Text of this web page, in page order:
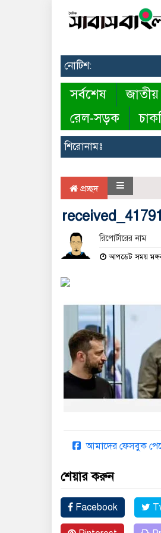
নোটিশ:
সর্বশেষ জাতীয়
রেল-সড়ক
শিরোনামঃ
প্রচ্ছদ
রিপোর্টারের নাম
আপডেট সময়
আমাদের ফেসবুক
শেয়ার করুন
Facebook